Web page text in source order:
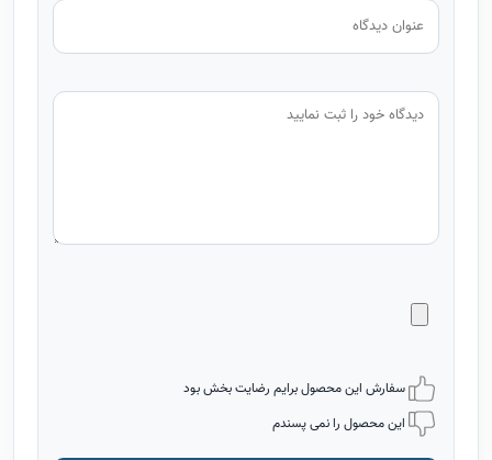
سفارش این محصول برایم رضایت بخش بود
این محصول را نمی پسندم